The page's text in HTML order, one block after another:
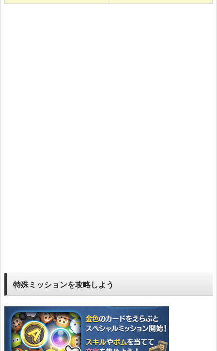
特殊ミッションを攻略しよう